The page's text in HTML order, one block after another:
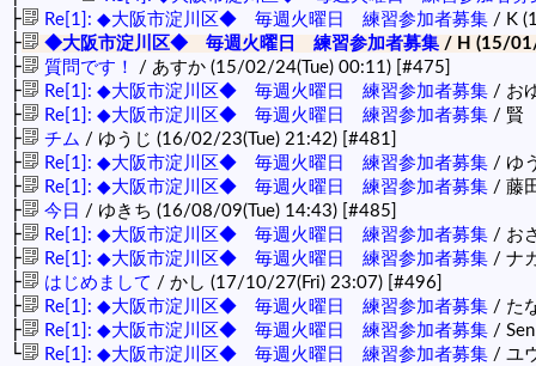
├ Re[1]: ◆大阪市淀川区◆ 毎週火曜日 練習参加者募集 / K
├ ◆大阪市淀川区◆ 毎週火曜日 練習参加者募集 / H (15/
├ 質問です！ / あすか (15/02/24(Tue) 00:11) [#475]
├ Re[1]: ◆大阪市淀川区◆ 毎週火曜日 練習参加者募集 / お
├ Re[1]: ◆大阪市淀川区◆ 毎週火曜日 練習参加者募集 / 賢
├ チム / ゆうじ (16/02/23(Tue) 21:42) [#481]
├ Re[1]: ◆大阪市淀川区◆ 毎週火曜日 練習参加者募集 / ゆ
├ Re[1]: ◆大阪市淀川区◆ 毎週火曜日 練習参加者募集 / 藤
├ 今日 / ゆきち (16/08/09(Tue) 14:43) [#485]
├ Re[1]: ◆大阪市淀川区◆ 毎週火曜日 練習参加者募集 / お
├ Re[1]: ◆大阪市淀川区◆ 毎週火曜日 練習参加者募集 / ナ
├ はじめまして / かし (17/10/27(Fri) 23:07) [#496]
├ Re[1]: ◆大阪市淀川区◆ 毎週火曜日 練習参加者募集 / た
├ Re[1]: ◆大阪市淀川区◆ 毎週火曜日 練習参加者募集 /
└ Re[1]: ◆大阪市淀川区◆ 毎週火曜日 練習参加者募集 / ユ